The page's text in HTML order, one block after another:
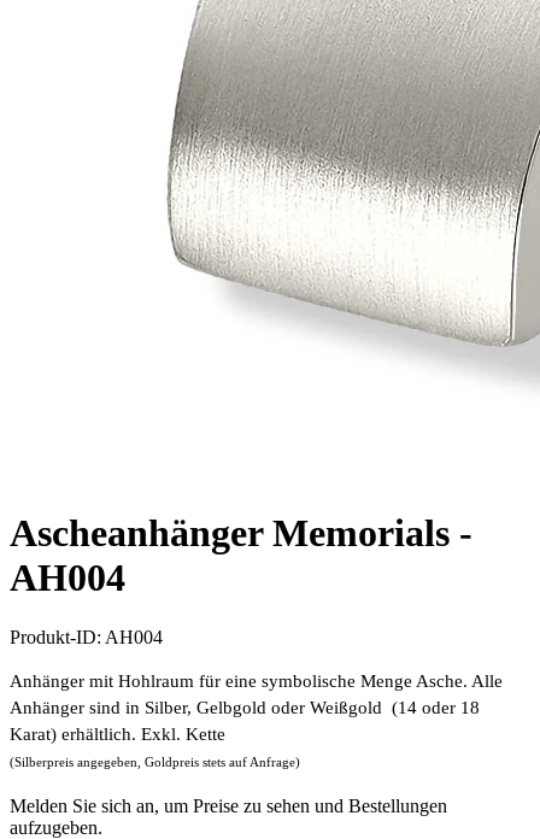
Ascheanhänger Memorials -
AH004
Produkt-ID: AH004
Anhänger mit Hohlraum für eine symbolische Menge Asche. Alle
Anhänger sind in Silber, Gelbgold oder Weißgold (14 oder 18
Karat) erhältlich. Exkl. Kette
(Silberpreis angegeben, Goldpreis stets auf Anfrage)
Melden Sie sich an, um Preise zu sehen und Bestellungen
aufzugeben.